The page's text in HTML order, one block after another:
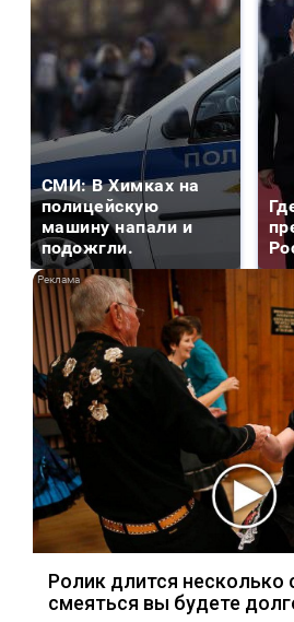
СМИ: В Химках на
полицейскую
машину напали и
подожгли.
Ролик длится несколько
смеяться вы будете